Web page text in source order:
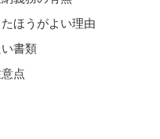
ほうがよい理由
書類
点